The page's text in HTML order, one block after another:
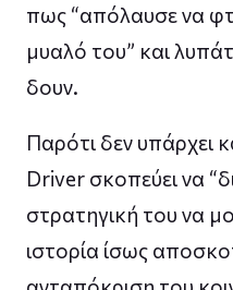
πως “απόλαυσε να
μυαλό του” και
δουν.
Παρότι δεν υπάρχει
Driver σκοπεύει να
στρατηγική του να
ιστορία ίσως